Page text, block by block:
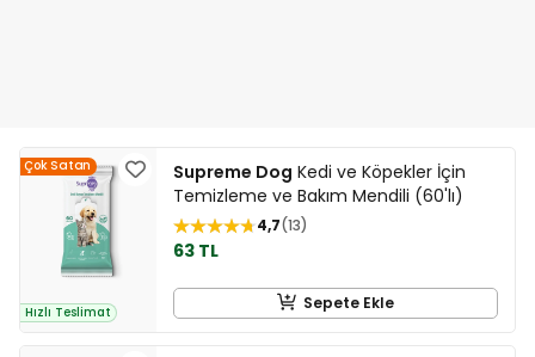
Çok Satan
Hızlı Teslimat
Supreme Dog Kedi ve Köpekler İçin
Temizleme ve Bakım Mendili (60'lı)
4,7 13
63 TL
Sepete Ekle